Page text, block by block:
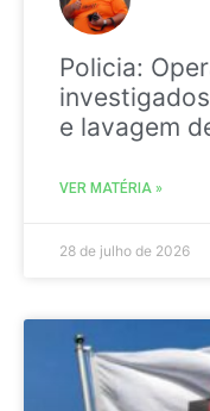
Policia:
e lavagem
VER MATÉRIA »
28 de julho de 2026